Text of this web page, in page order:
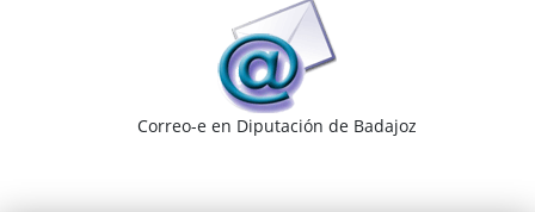
Correo-e en Diputación de Badajoz